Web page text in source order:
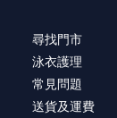
尋找門市
泳衣護理
常見問題
送貨及運費